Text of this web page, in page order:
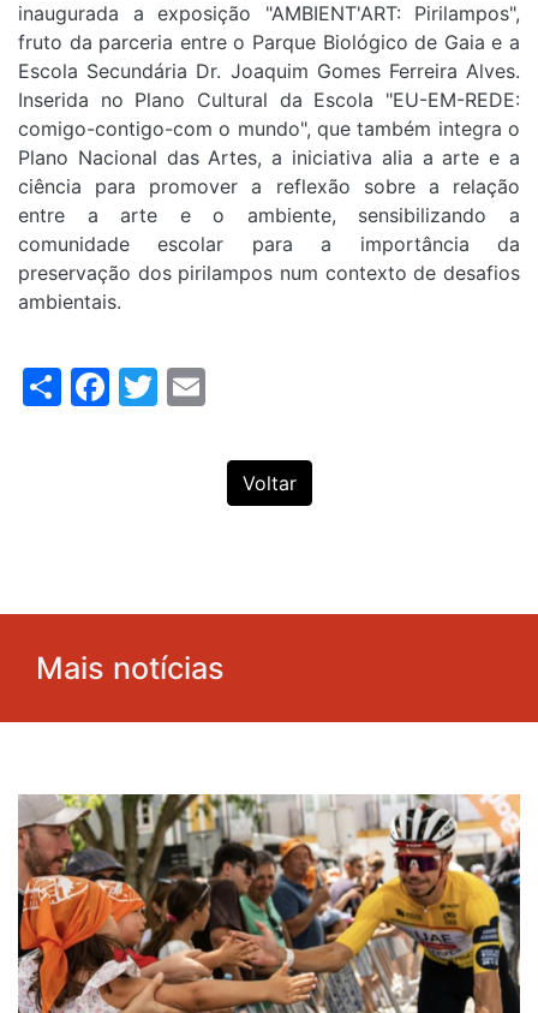
inaugurada a exposição "AMBIENT'ART: Pirilampos",
fruto da parceria entre o Parque Biológico de Gaia e a
Escola Secundária Dr. Joaquim Gomes Ferreira Alves.
Inserida no Plano Cultural da Escola "EU-EM-REDE:
comigo-contigo-com o mundo", que também integra o
Plano Nacional das Artes, a iniciativa alia a arte e a
ciência para promover a reflexão sobre a relação
entre a arte e o ambiente, sensibilizando a
comunidade escolar para a importância da
preservação dos pirilampos num contexto de desafios
ambientais.
ShareFacebook
Twitter
Voltar
Mais notícias